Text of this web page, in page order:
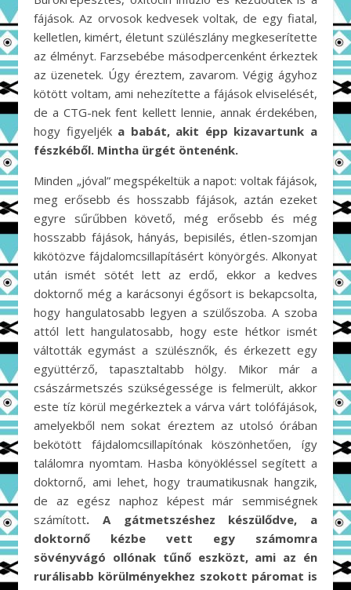
fájások. Az orvosok kedvesek voltak, de egy fiatal,
kelletlen, kimért, életunt szülészlány megkeserítette
az élményt. Farzsebébe másodpercenként érkeztek
az üzenetek. Úgy éreztem, zavarom. Végig ágyhoz
kötött voltam, ami nehezítette a fájások elviselését,
de a CTG-nek fent kellett lennie, annak érdekében,
hogy figyeljék a babát, akit épp kizavartunk a
fészkéből. Mintha ürgét öntenénk.
Minden „jóval” megspékeltük a napot: voltak fájások,
meg erősebb és hosszabb fájások, aztán ezeket
egyre sűrűbben követő, még erősebb és még
hosszabb fájások, hányás, bepisilés, étlen-szomjan
kikötözve fájdalomcsillapításért könyörgés. Alkonyat
után ismét sötét lett az erdő, ekkor a kedves
doktornő még a karácsonyi égősort is bekapcsolta,
hogy hangulatosabb legyen a szülőszoba. A szoba
attól lett hangulatosabb, hogy este hétkor ismét
váltották egymást a szülésznők, és érkezett egy
együttérző, tapasztaltabb hölgy. Mikor már a
császármetszés szükségessége is felmerült, akkor
este tíz körül megérkeztek a várva várt tolófájások,
amelyekből nem sokat éreztem az utolsó órában
bekötött fájdalomcsillapítónak köszönhetően, így
találomra nyomtam. Hasba könyökléssel segített a
doktornő, ami lehet, hogy traumatikusnak hangzik,
de az egész naphoz képest már semmiségnek
számított. A gátmetszéshez készülődve, a
doktornő kézbe vett egy számomra
sövényvágó ollónak tűnő eszközt, ami az én
rurálisabb körülményekhez szokott páromat is